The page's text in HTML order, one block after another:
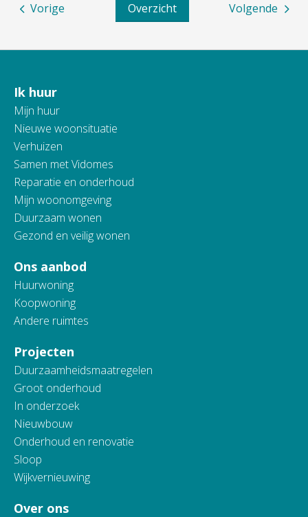
Volgende
Overzicht
Vorige
Contactinformatie
Ik huur
Mijn huur
Nieuwe woonsituatie
Verhuizen
Samen met Vidomes
Reparatie en onderhoud
Mijn woonomgeving
Duurzaam wonen
Gezond en veilig wonen
Ons aanbod
Huurwoning
Koopwoning
Andere ruimtes
Projecten
Duurzaamheidsmaatregelen
Groot onderhoud
In onderzoek
Nieuwbouw
Onderhoud en renovatie
Sloop
Wijkvernieuwing
Over ons